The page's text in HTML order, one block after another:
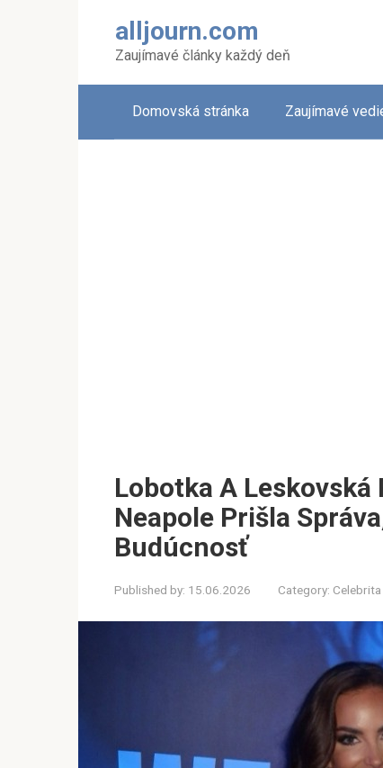
alljourn.com
Zaujímavé články každý deň
Domovská stránka Zaujímavé
Lobotka A
Neapole Prišla
Budúcnosť
Published by: 15.06.2026 Category: Celebrita